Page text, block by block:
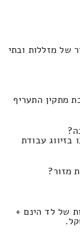
של מזללות ובתי
מתקין התעריף
בזיווג עבודת
מזור?
של לד הינם +